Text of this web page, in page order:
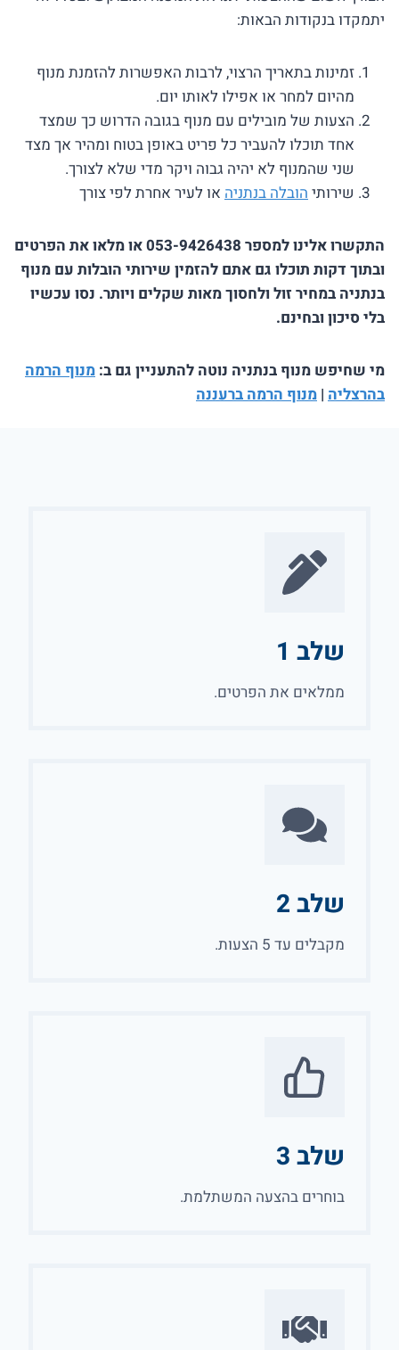
יתמקדו בנקודות הבאות:
זמינות בתאריך הרצוי, לרבות האפשרות להזמנת מנוף
מהיום למחר או אפילו לאותו יום.
הצעות של מובילים עם מנוף בגובה הדרוש כך שמצד
אחד תוכלו להעביר כל פריט באופן בטוח ומהיר אך מצד
שני שהמנוף לא יהיה גבוה ויקר מדי שלא לצורך.
שירותיהובלה בנתניה או לעיר אחרת לפי צורך
התקשרו אלינו למספר 053-9426438 או מלאו את הפרטים
ובתוך דקות תוכלו גם אתם להזמין שירותי הובלות עם מנוף
בנתניה במחיר זול ולחסוך מאות שקלים ויותר. נסו עכשיו
בלי סיכון ובחינם.
מי שחיפש מנוף בנתניה נוטה להתעניין גם ב: מנוף הרמה
בהרצליה | מנוף הרמה ברעננה
שלב 1
ממלאים את הפרטים.
שלב 2
מקבלים עד 5 הצעות.
שלב 3
בוחרים בהצעה המשתלמת.